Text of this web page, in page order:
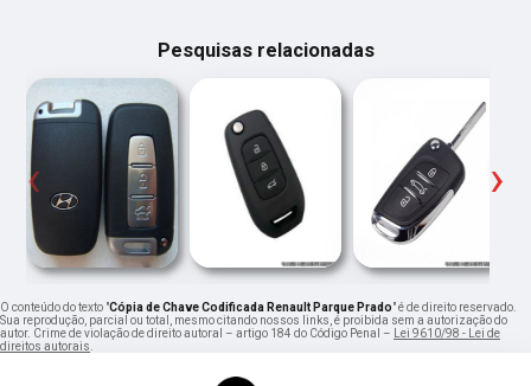
Pesquisas relacionadas
‹ ›
O conteúdo do texto "Cópia de Chave Codificada Renault Parque Prado" é de direito reservado.
Sua reprodução, parcial ou total, mesmo citando nossos links, é proibida sem a autorização do
autor. Crime de violação de direito autoral – artigo 184 do Código Penal –
Lei 9610/98 - Lei de
direitos autorais